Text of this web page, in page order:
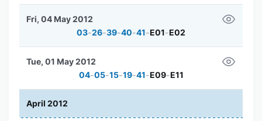
03-26-39-40-41-E01-E02
Fri, 04 May 2012
04-05-15-19-41-E09-E11
Tue, 01 May 2012
April 2012